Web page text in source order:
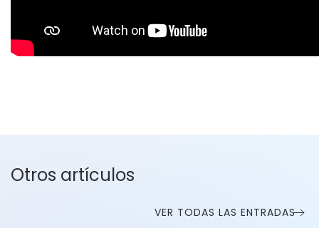
Otros artículos
VER TODAS LAS ENTRADAS